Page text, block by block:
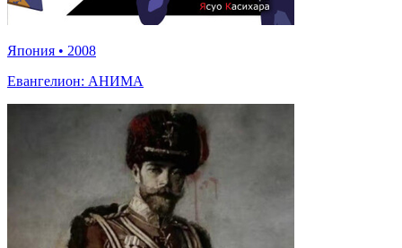
Япония • 2008
Евангелион: АНИМА